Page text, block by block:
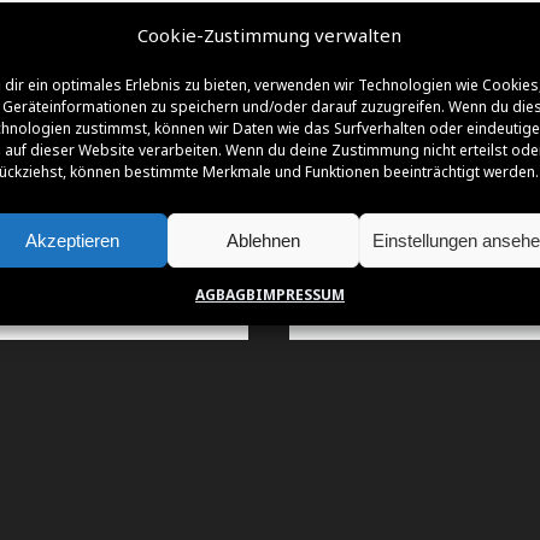
Cookie-Zustimmung verwalten
dir ein optimales Erlebnis zu bieten, verwenden wir Technologien wie
zu speichern und/oder darauf zuzugreifen. Wenn du
zustimmst, können wir Daten wie das Surfverhalten oder eindeutige
auf dieser Website verarbeiten. Wenn du deine Zustimmung nicht erteilst
können bestimmte Merkmale und Funktionen beeinträchtigt werden.
Akzeptieren Ablehnen Einstellungen
AGBAGBIMPRESSUM
| FÖRDERER | PARTNER |